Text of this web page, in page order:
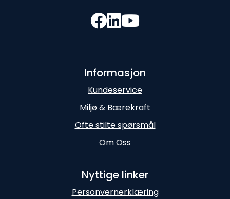
Informasjon
Kundeservice
Miljø & Bærekraft
Ofte stilte spørsmål
Om Oss
Nyttige linker
Personvernerklæring